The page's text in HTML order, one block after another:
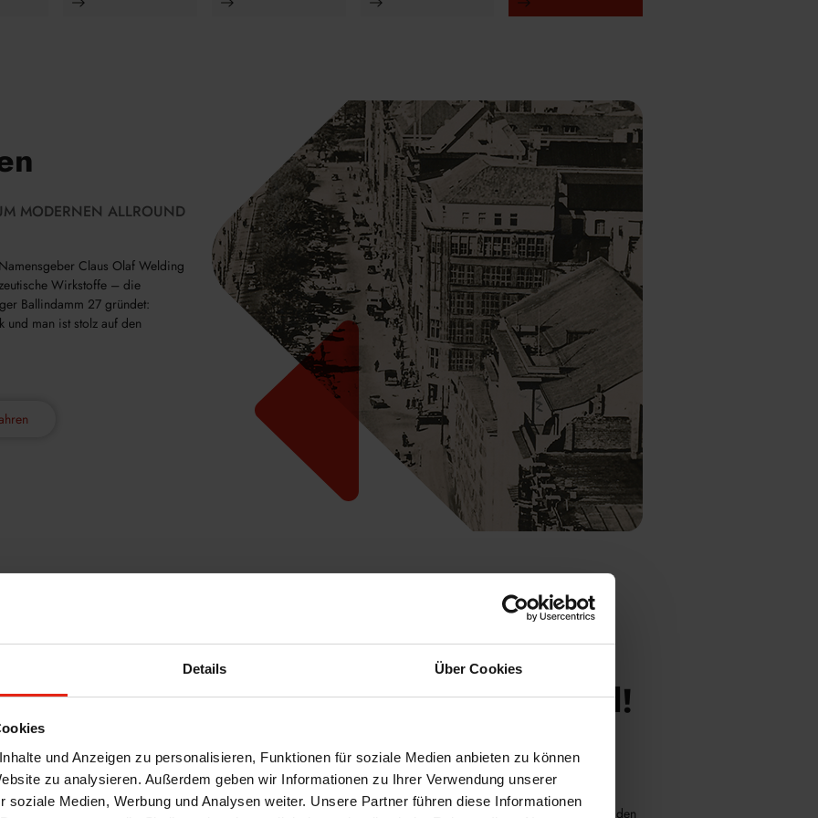
Details Über Cookies
und Anzeigen zu personalisieren, Funktionen für soziale Medien anbieten zu können
zu analysieren. Außerdem geben wir Informationen zu Ihrer Verwendung unserer
soziale Medien, Werbung und Analysen weiter. Unsere Partner führen diese Informationen
MODERNEN ALLROUND
Claus Olaf Welding
Wirkstoffe – die
Ballindamm 27 gründet:
und man ist stolz auf den
WIR SIND WELDING
Qualität ist unser Standard!
PASSGENAU, HOCHWERTIG UND INNOVATIV – UNSER
QUALITÄTSVERSTÄNDNIS IST UNSERE STÄRKE!
WELDING offeriert geschäftsbegleitende, individuelle Serviceleistungen in den